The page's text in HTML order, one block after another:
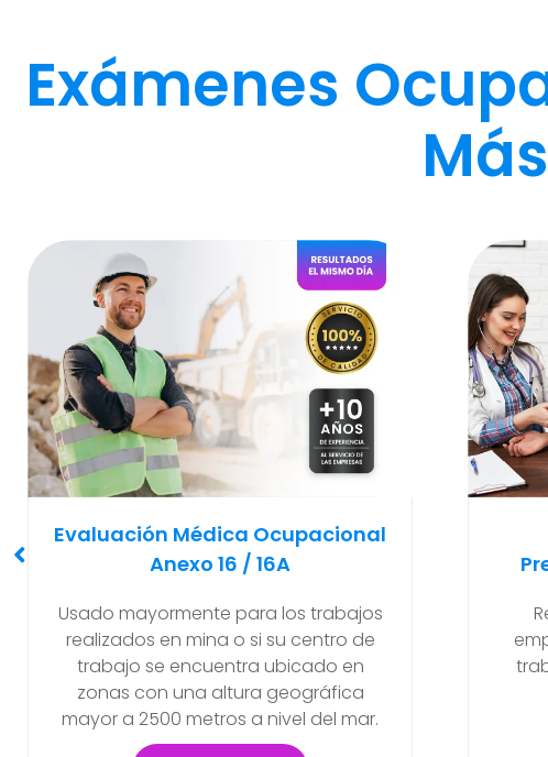
Exámenes
Examen Médico
Pre-Ocupacional O Ingreso
Recomendado y solicitado al
empleador antes de que el nuevo
trabajador empiece a realizar sus
labores en la empresa
Cotiza aquí